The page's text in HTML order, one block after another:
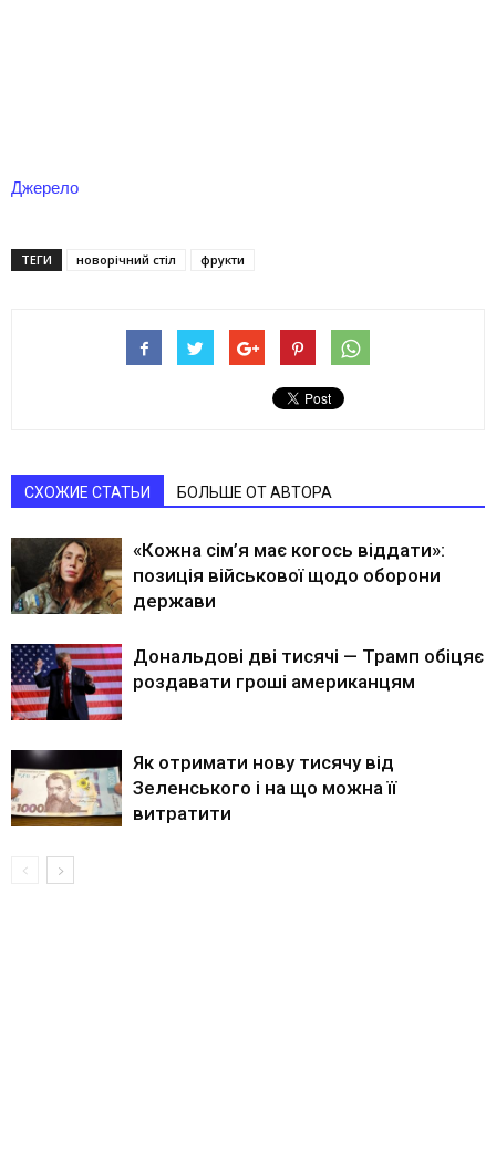
Джерело
ТЕГИ новорічний стіл фрукти
СХОЖИЕ СТАТЬИ БОЛЬШЕ ОТ АВТОРА
«Кожна сім’я має когось віддати»:
позиція військової щодо оборони
держави
Дональдові дві тисячі — Трамп обіцяє
роздавати гроші американцям
Як отримати нову тисячу від
Зеленського і на що можна її
витратити